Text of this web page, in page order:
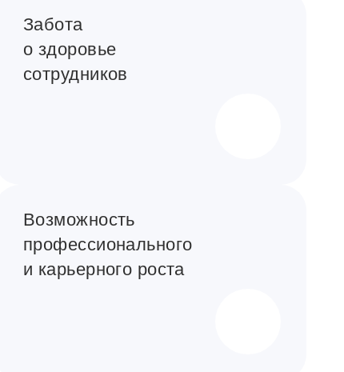
Забота
о здоровье
сотрудников
Возможность
профессионального
и карьерного роста